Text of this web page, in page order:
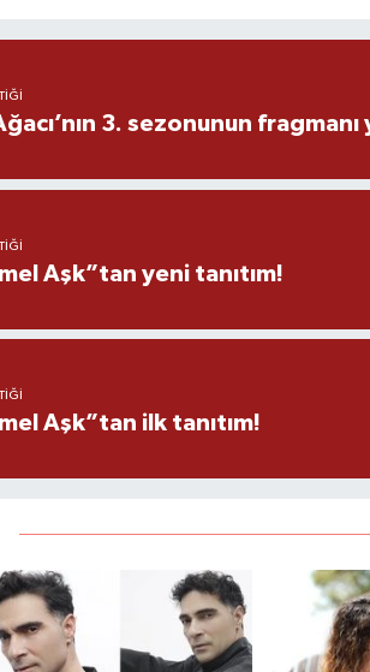
3. sezonunun fragmanı
Aşk”tan yeni tanıtım!
Aşk”tan ilk tanıtım!